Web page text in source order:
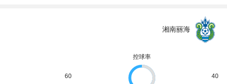
湘南丽海
控球率
60 40